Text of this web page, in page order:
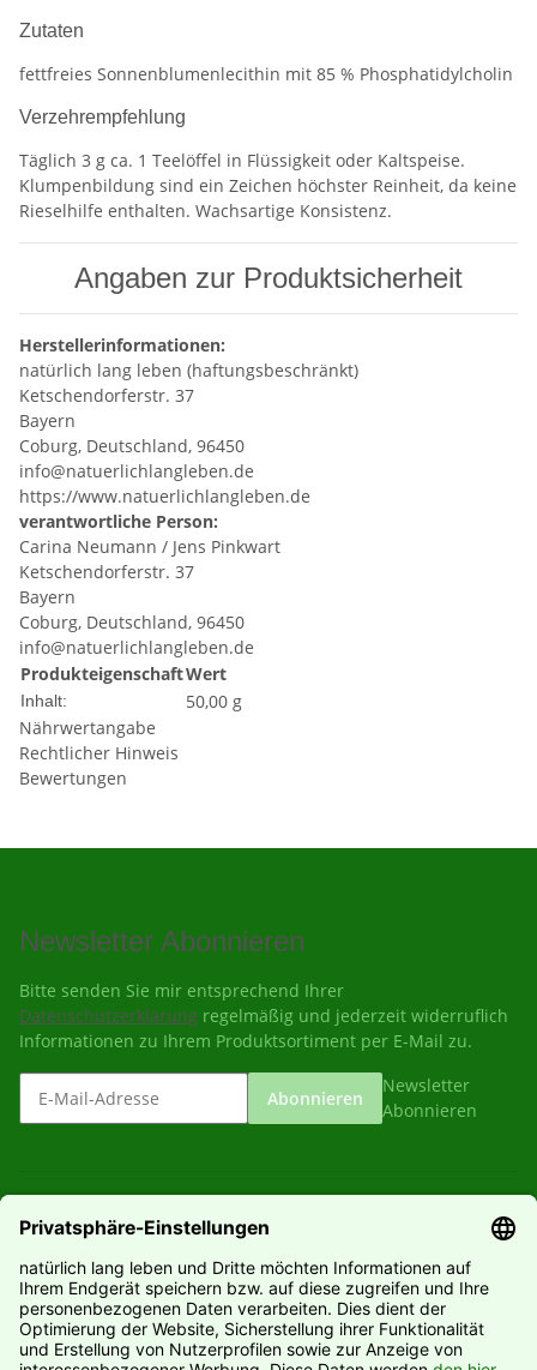
Zutaten
fettfreies Sonnenblumenlecithin mit 85 % Phosphatidylcholin
Verzehrempfehlung
Täglich 3 g ca. 1 Teelöffel in Flüssigkeit oder Kaltspeise.
Klumpenbildung sind ein Zeichen höchster Reinheit, da keine
Rieselhilfe enthalten. Wachsartige Konsistenz.
Angaben zur Produktsicherheit
Herstellerinformationen:
natürlich lang leben (haftungsbeschränkt)
Ketschendorferstr. 37
Bayern
Coburg, Deutschland, 96450
info@natuerlichlangleben.de
https://www.natuerlichlangleben.de
verantwortliche Person:
Carina Neumann / Jens Pinkwart
Ketschendorferstr. 37
Bayern
Coburg, Deutschland, 96450
info@natuerlichlangleben.de
ProdukteigenschaftWert
Inhalt:
50,00 g
Nährwertangabe
Rechtlicher Hinweis
Bewertungen
Newsletter Abonnieren
Bitte senden Sie mir entsprechend Ihrer
Datenschutzerklärung regelmäßig und jederzeit widerruflich
Informationen zu Ihrem Produktsortiment per E-Mail zu.
Abonnieren
Newsletter
Abonnieren
Informationen
Hersteller